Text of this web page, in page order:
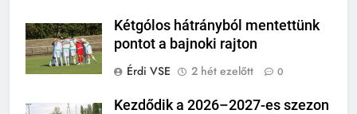
Kétgólos hátrányból mentettünk
pontot a bajnoki rajton
Érdi VSE
2 hét ezelőtt 0
Kezdődik a 2026–2027-es szezon